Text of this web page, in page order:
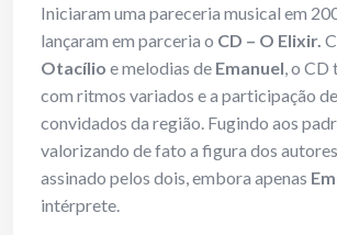
Iniciaram uma pareceria musical em
lançaram em parceria o CD – O Elixir.
Otacílio e melodias de Emanuel, o CD
com ritmos variados e a participação
convidados da região. Fugindo aos
valorizando de fato a figura dos
assinado pelos dois, embora apenas
intérprete.